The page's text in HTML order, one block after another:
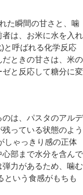
た瞬間の甘さと、噛
は、お米に水を入れ
と呼ばれる化学反応
ときの甘さは、米の
と反応して糖分に変
は、パスタのアルデ
っている状態のよう
しゃっきり感の正体
部まで水分を含んで
力があるため、噛む
という食感がもちも